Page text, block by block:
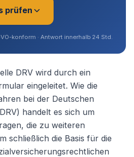
prüfen
(Angestellt /
konform · Antwort innerhalb 24 Std.
DRV wird durch ein
eingeleitet. Wie die
bei der Deutschen
handelt es sich um
die zu weiteren
schließlich die Basis für die